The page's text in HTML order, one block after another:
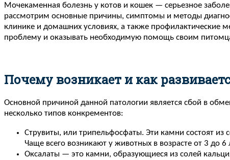
Мочекаменная болезнь у котов и кошек — серьезное
рассмотрим основные причины, симптомы и методы
клинике и домашних условиях, а также профилактические
проблему и оказывать необходимую помощь своим
Почему возникает и как
Основной причиной данной патологии является сбой в
несколько типов конкрементов:
Струвиты, или трипельфосфаты. Эти камни состоят из
Чаще всего возникают у животных в возрасте от 3 до 6
Оксалаты — это камни, образующиеся из солей